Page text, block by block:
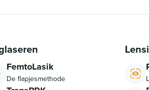
FemtoLasik
De flapjesmethode